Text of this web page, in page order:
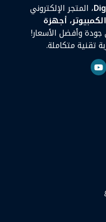
، المتجر الإلكتروني
أجهزة
جودة وأفضل الأسعار!
تقنية متكاملة.